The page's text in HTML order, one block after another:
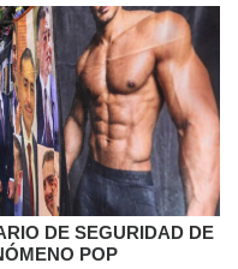
DE SEGURIDAD DE
POP